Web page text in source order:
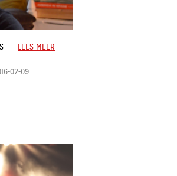
LEES MEER
02-09